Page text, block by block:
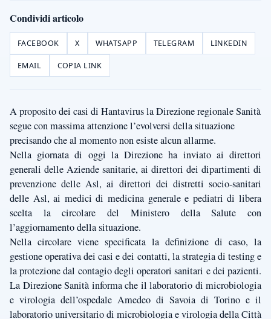
Condividi articolo
FACEBOOK X WHATSAPP TELEGRAM LINKEDIN
EMAIL COPIA LINK
A proposito dei casi di Hantavirus la Direzione regionale Sanità
segue con massima attenzione l’evolversi della situazione
precisando che al momento non esiste alcun allarme.
Nella giornata di oggi la Direzione ha inviato ai direttori
generali delle Aziende sanitarie, ai direttori dei dipartimenti di
prevenzione delle Asl, ai direttori dei distretti socio-sanitari
delle Asl, ai medici di medicina generale e pediatri di libera
scelta la circolare del Ministero della Salute con
l’aggiornamento della situazione.
Nella circolare viene specificata la definizione di caso, la
gestione operativa dei casi e dei contatti, la strategia di testing e
la protezione dal contagio degli operatori sanitari e dei pazienti.
La Direzione Sanità informa che il laboratorio di microbiologia
e virologia dell’ospedale Amedeo di Savoia di Torino e il
laboratorio universitario di microbiologia e virologia della Città